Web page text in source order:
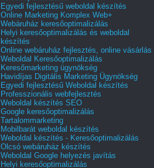
Egyedi fejlesztésű weboldal készítés
Online Marketing Komplex Web+
Webáruház keresőoptimalizálás
Helyi keresőoptimalizálás és weboldal
készítés
Online webáruház fejlesztés, online vásárlás
Weboldal Keresőoptimalizálás
Keresőmarketing ügynökség
Havidíjas Digitális Marketing Ügynökség
Egyedi fejlesztésű Weboldal készítés
Professzionális webfejlesztés
Weboldal készítés SEO
Google keresőoptimalizálás
Tartalommarketing
Mobilbarát weboldal készítés
Weboldal készítés - Keresőoptimalizálás
Olcsó webáruház készítés
Weboldal Google helyezés javítás
Helyi keresőoptimalizálás